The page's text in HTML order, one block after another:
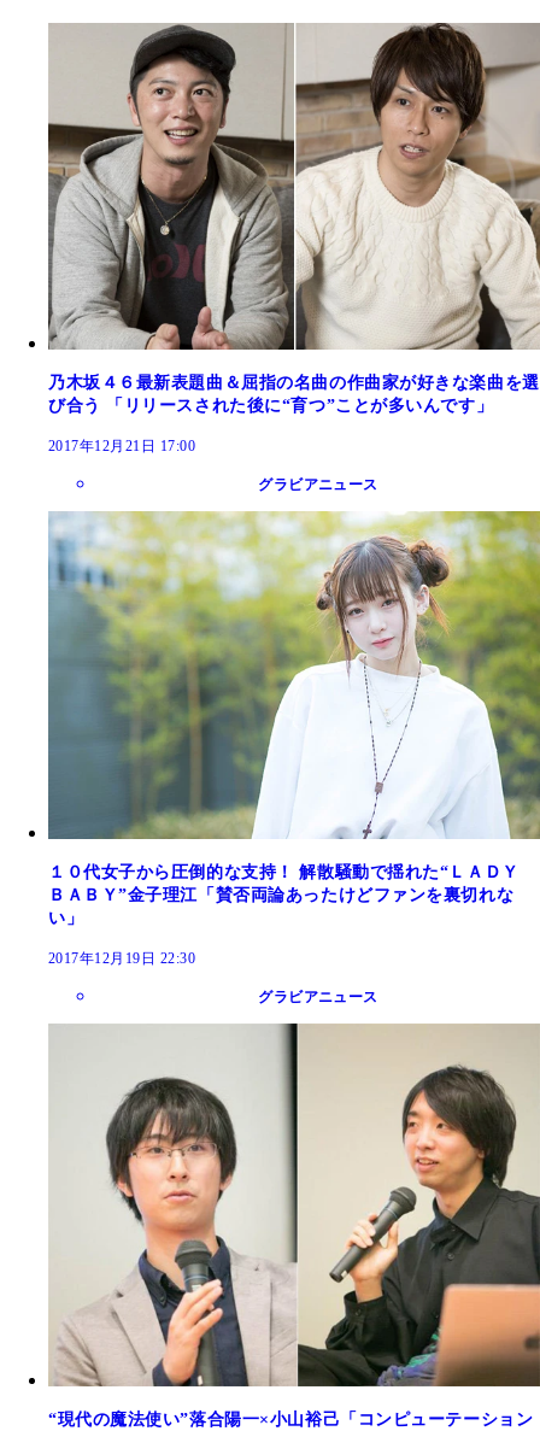
乃木坂４６最新表題曲＆屈指の名曲の作曲家が好きな楽曲を選
び合う 「リリースされた後に“育つ”ことが多いんです」
2017年12月21日 17:00
グラビアニュース
１０代女子から圧倒的な支持！ 解散騒動で揺れた“ＬＡＤＹ
ＢＡＢＹ”金子理江「賛否両論あったけどファンを裏切れな
い」
2017年12月19日 22:30
グラビアニュース
“現代の魔法使い”落合陽一×小山裕己「コンピューテーション